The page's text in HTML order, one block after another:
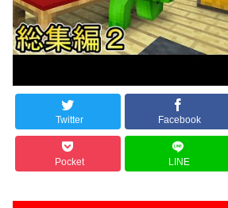
Twitter Facebook
Pocket LINE